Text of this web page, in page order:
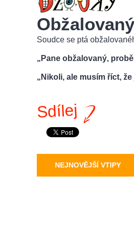
Soudce se ptá
„Pane obžalovaný,
„Nikoli, ale musím říct,
Sdílej
NEJNOVĚJŠÍ VTIPY